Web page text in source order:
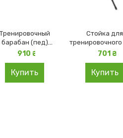
Тренировочный
барабан (пед)
Alfabeto PDP12
910 ₴
Купить
Стойка для
Alfabeto
701 ₴
Купить